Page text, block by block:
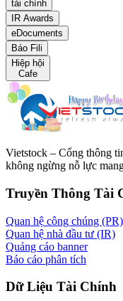
tài chính
IR Awards
eDocuments
Báo Fili
Hiệp hội
Cafe
Vietstock – Cổng thông
không ngừng nỗ lực
Truyền Thông Tài
Quan hệ công chúng (PR)
Quan hệ nhà đầu tư (IR)
Quảng cáo banner
Báo cáo phân tích
Dữ Liệu Tài Chính